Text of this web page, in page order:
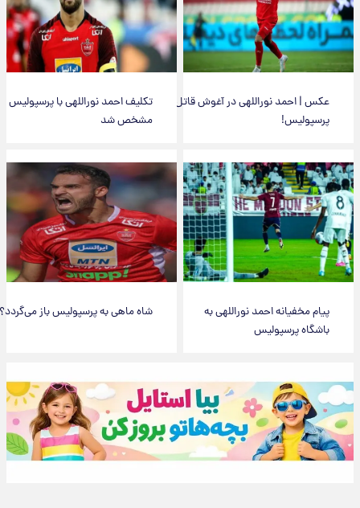
عکس | احمد نوراللهی در آغوش قاتل
پرسپولیس!
تکلیف احمد نوراللهی با پرسپولیس
مشخص شد
پیام مخفیانه احمد نوراللهی به
باشگاه پرسپولیس
شاه ماهی به پرسپولیس باز می‌گردد؟